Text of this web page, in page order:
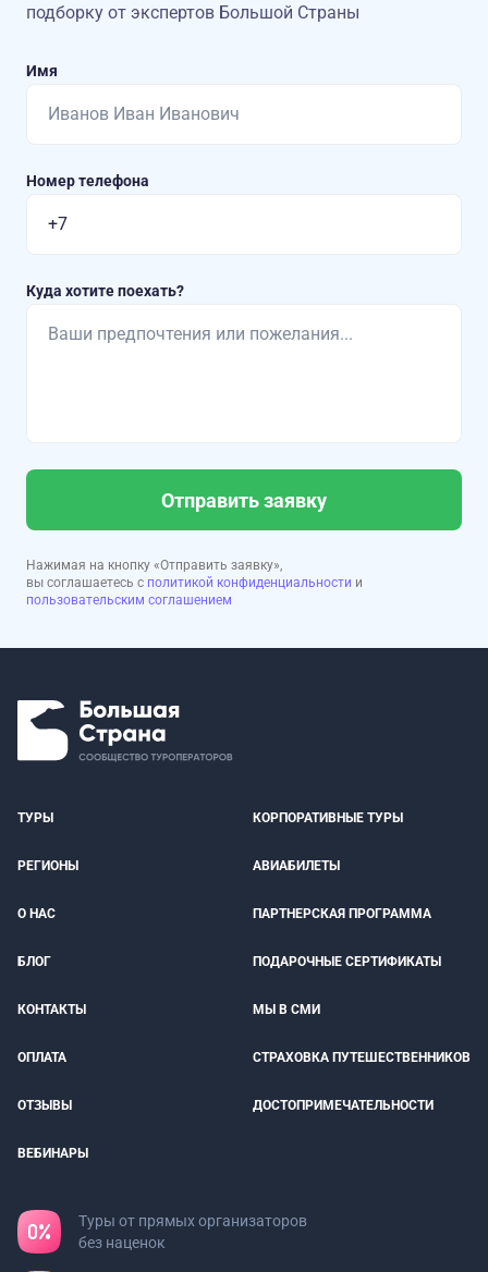
подборку от экспертов Большой Страны
Имя
Номер телефона
Куда хотите поехать?
Отправить заявку
Нажимая на кнопку «Отправить заявку»,
вы соглашаетесь с политикой конфиденциальности и
пользовательским соглашением
ТУРЫ КОРПОРАТИВНЫЕ ТУРЫ
РЕГИОНЫ АВИАБИЛЕТЫ
О НАС ПАРТНЕРСКАЯ ПРОГРАММА
БЛОГ ПОДАРОЧНЫЕ СЕРТИФИКАТЫ
КОНТАКТЫ МЫ В СМИ
ОПЛАТА СТРАХОВКА ПУТЕШЕСТВЕННИКОВ
ОТЗЫВЫ ДОСТОПРИМЕЧАТЕЛЬНОСТИ
ВЕБИНАРЫ
Туры от прямых организаторов
без наценок